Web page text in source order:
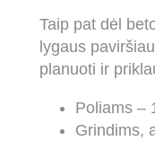
Taip pat dėl
lygaus
planuoti ir
Poliams –
Grindims,